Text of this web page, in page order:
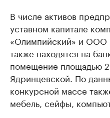
В числе активов
уставном капитале
«Олимпийский» и ООО
также находятся на
помещение площадью
Ядринцевской. По
конкурсной массе
мебель, сейфы,